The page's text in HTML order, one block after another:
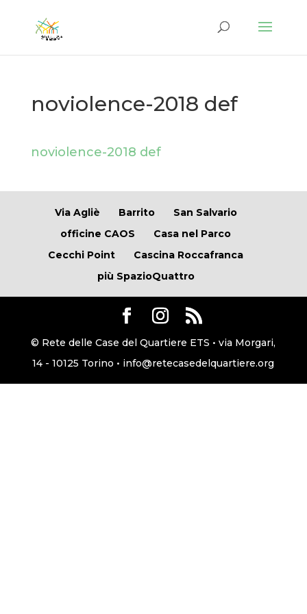
noviolence-2018 def
noviolence-2018 def
Via Agliè Barrito
San Salvario
officine CAOS
Casa nel Parco
Cecchi Point
Cascina Roccafranca
più SpazioQuattro
© Rete delle Case del Quartiere ETS • via Morgari,
14 - 10125 Torino • info@retecasedelquartiere.org